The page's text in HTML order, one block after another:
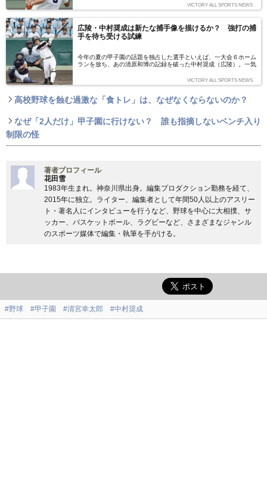
世代を代表するスター選手“清宮不在”がクローズアップされていた
大会前と打って変わって、ホームラン記録を塗り替える新たなスタ
試合を残すのみとなった。
VICTORY ALL SPORTS NEWS
広陵・中村奨成は新たな捕手像を描けるか？ 強打の捕
手を待ち受ける試練
今年の夏の甲子園の話題を独占した選手といえば、一大会６ホーム
ランを放ち、あの清原和博の記録を破った中村奨成（広陵）。一気
の捕手、さらに守って、走れる三拍子揃った新たな捕手像を切り開
くのでは？という期待すらある。プロ入りを明言した中村選手の可
也）
VICTORY ALL SPORTS NEWS
高校野球を蝕む過激な「食トレ」は、なぜなくならないのか？
なぜ「2人だけ」甲子園に行けない？ 誰も指摘しないベンチ入り
制限の怪
著者プロフィール
花田雪
1983年生まれ。神奈川県出身。編集プロダクション勤務を経て、
2015年に独立。ライター、編集者として年間50人以上のアスリー
ト・著名人にインタビューを行うなど、野球を中心に大相撲、サ
ッカー、バスケットボール、ラグビーなど、さまざまなジャンル
のスポーツ媒体で編集・執筆を手がける。
#野球 #甲子園 #清宮幸太郎 #中村奨成